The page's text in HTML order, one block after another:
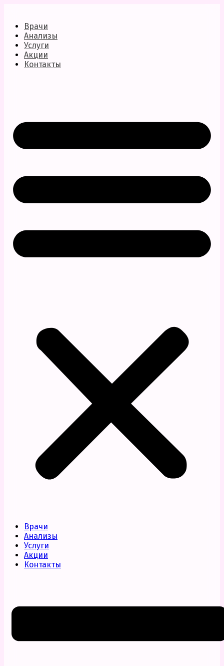
Врачи
Анализы
Услуги
Акции
Контакты
Врачи
Анализы
Услуги
Акции
Контакты